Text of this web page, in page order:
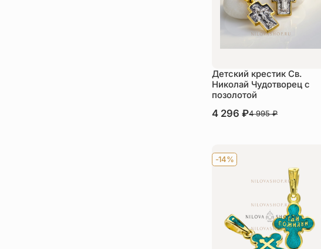
Детский крестик Св.
Николай Чудотворец с
позолотой
В наличии
4 296₽4 995₽
-14%